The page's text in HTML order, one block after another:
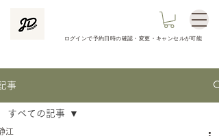
ログインで予約日時の確認​・変更・キャンセルが可能
事
すべての記事
江